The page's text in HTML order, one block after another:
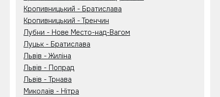
Кропивницький - Братислава
Кропивницький - Тренчин
Лубни - Нове Место-над-Вагом
Луцьк - Братислава
Львів - Жиліна
Львів - Попрад
Львів - Трнава
Миколаїв - Нітра